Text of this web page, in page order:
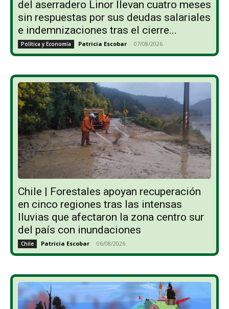
del aserradero Linor llevan cuatro meses
sin respuestas por sus deudas salariales
e indemnizaciones tras el cierre...
Política y Economía Patricia Escobar - 07/08/2026
Chile | Forestales apoyan recuperación
en cinco regiones tras las intensas
lluvias que afectaron la zona centro sur
del país con inundaciones
Chile Patricia Escobar - 06/08/2026